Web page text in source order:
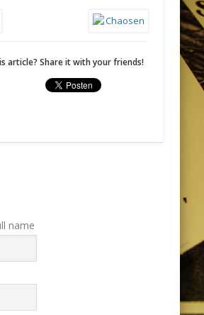
article? Share it with your friends!
name